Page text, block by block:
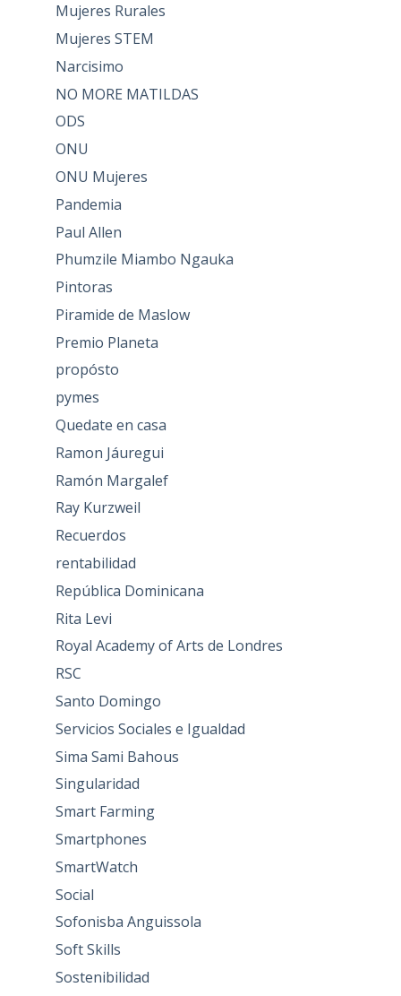
Mujeres Rurales
Mujeres STEM
Narcisimo
NO MORE MATILDAS
ODS
ONU
ONU Mujeres
Pandemia
Paul Allen
Phumzile Miambo Ngauka
Pintoras
Piramide de Maslow
Premio Planeta
propósto
pymes
Quedate en casa
Ramon Jáuregui
Ramón Margalef
Ray Kurzweil
Recuerdos
rentabilidad
República Dominicana
Rita Levi
Royal Academy of Arts de Londres
RSC
Santo Domingo
Servicios Sociales e Igualdad
Sima Sami Bahous
Singularidad
Smart Farming
Smartphones
SmartWatch
Social
Sofonisba Anguissola
Soft Skills
Sostenibilidad